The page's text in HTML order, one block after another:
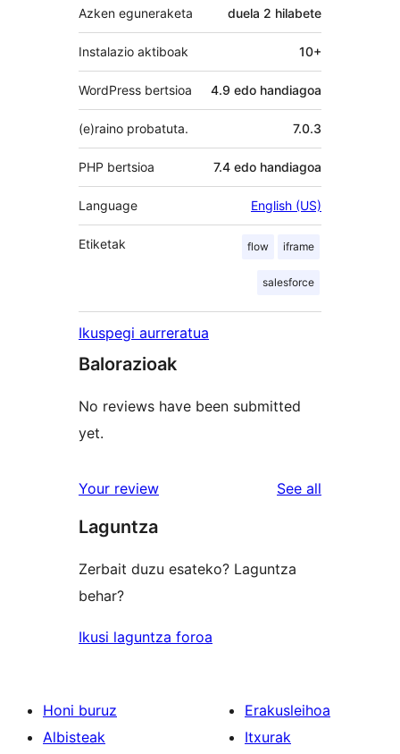
Azken eguneraketa duela 2 hilabete
Instalazio aktiboak 10+
WordPress bertsioa 4.9 edo handiagoa
7.0.3
(e)raino probatuta.
PHP bertsioa 7.4 edo handiagoa
Language English (US)
Etiketak flow iframe
salesforce
Ikuspegi aurreratua
Balorazioak
No reviews have been submitted
yet.
Your review See all
Laguntza
Zerbait duzu esateko? Laguntza
behar?
Ikusi laguntza foroa
Honi buruz
Albisteak
Erakusleihoa
Itxurak